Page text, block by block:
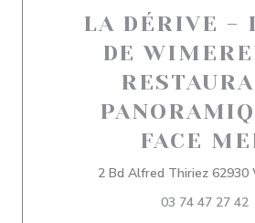
LA DÉRIVE -
DE
FACE
2 Bd Alfred Thiriez 62930
03 74 47 27 42